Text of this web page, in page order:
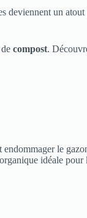
deviennent un
compost.
endommager le
idéale pour